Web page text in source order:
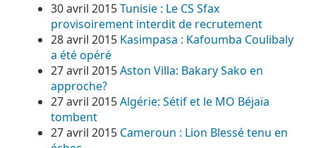
30 avril 2015Tunisie : Le CS Sfax
provisoirement interdit de recrutement
28 avril 2015 Kasimpasa : Kafoumba Coulibaly
a été opéré
27 avril 2015Aston Villa: Bakary Sako en
approche?
27 avril 2015Algérie: Sétif et le MO Béjaïa
tombent
27 avril 2015 Cameroun : Lion Blessé tenu en